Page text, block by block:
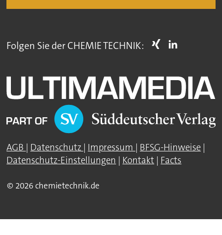
Folgen Sie der CHEMIE TECHNIK:
AGB | Datenschutz | Impressum | BFSG-Hinweise |
Datenschutz-Einstellungen | Kontakt | Facts
© 2026 chemietechnik.de